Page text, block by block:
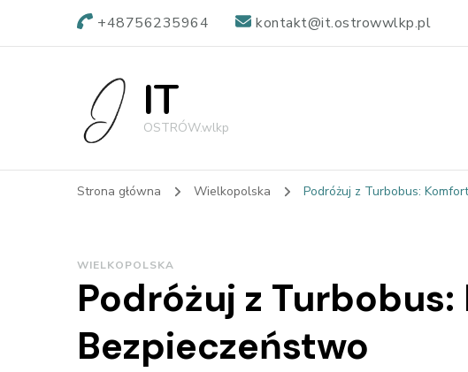
+48756235964 kontakt@it.ostrowwlkp.pl
IT
OSTRÓW.wlkp
Strona główna Wielkopolska Podróżuj z Turbobus:
WIELKOPOLSKA
Podróżuj z
Bezpieczeństwo